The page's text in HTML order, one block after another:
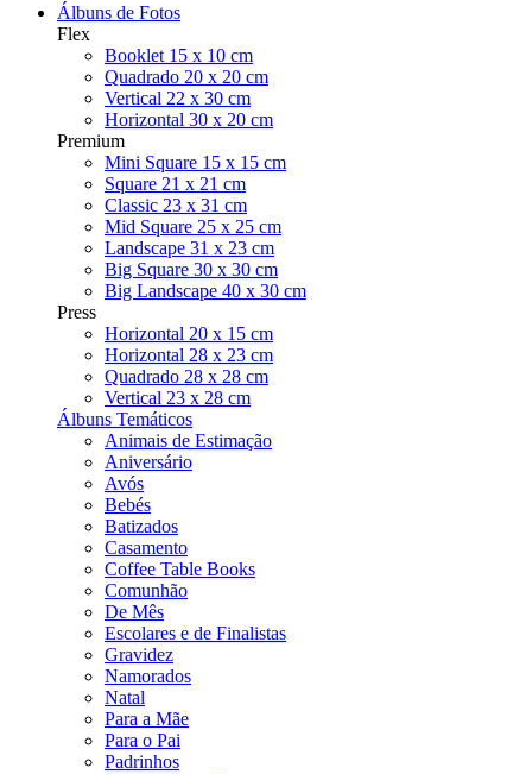
Álbuns de Fotos
Flex
Booklet 15 x 10 cm
Quadrado 20 x 20 cm
Vertical 22 x 30 cm
Horizontal 30 x 20 cm
Premium
Mini Square 15 x 15 cm
Square 21 x 21 cm
Classic 23 x 31 cm
Mid Square 25 x 25 cm
Landscape 31 x 23 cm
Big Square 30 x 30 cm
Big Landscape 40 x 30 cm
Press
Horizontal 20 x 15 cm
Horizontal 28 x 23 cm
Quadrado 28 x 28 cm
Vertical 23 x 28 cm
Álbuns Temáticos
Animais de Estimação
Aniversário
Avós
Bebés
Batizados
Casamento
Coffee Table Books
Comunhão
De Mês
Escolares e de Finalistas
Gravidez
Namorados
Natal
Para a Mãe
Para o Pai
Padrinhos